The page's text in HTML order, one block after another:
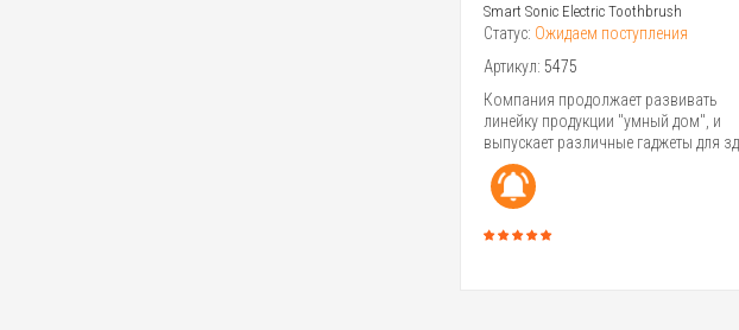
Smart Sonic Electric Toothbrush
Статус: Ожидаем поступления
Артикул: 5475
Компания продолжает развивать
линейку продукции "умный дом", и
выпускает различные гаджеты для зд..